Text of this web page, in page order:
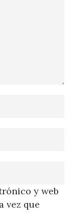
y web
vez que